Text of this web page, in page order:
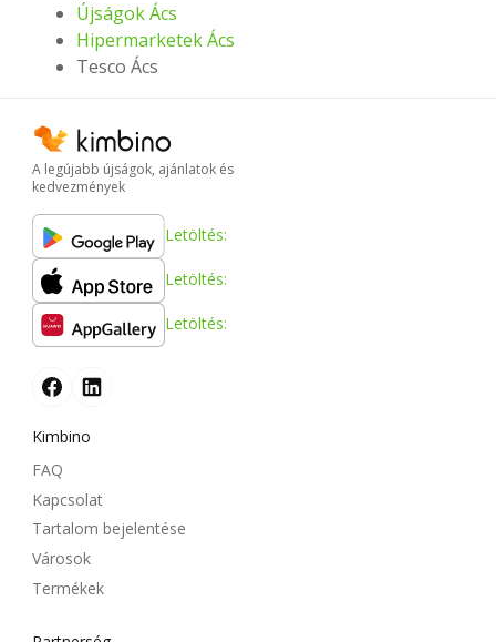
Újságok Ács
Hipermarketek Ács
Tesco Ács
A legújabb újságok, ajánlatok és
kedvezmények
Letöltés:
Letöltés:
Letöltés:
Kimbino
FAQ
Kapcsolat
Tartalom bejelentése
Városok
Termékek